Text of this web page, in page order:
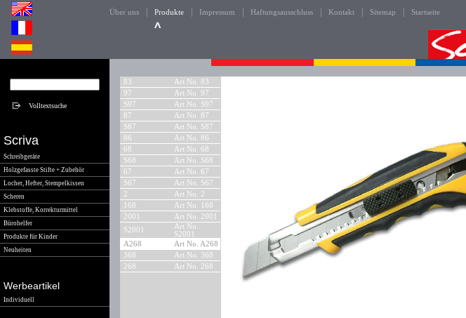
Über uns Produkte Impressum Haftungsausschluss Kontakt Sitemap Startseite
Scriva
Schreibgeräte
Holzgefasste Stifte + Zubehör
Locher, Hefter, Stempelkissen
Scheren
Klebstoffe, Korrekturmittel
Bürohelfer
Produkte für Kinder
Neuheiten
Werbeartikel
Individuell
83
Art No. 83
97
Art No. 97
S97
Art No. S97
87
Art No. 87
S87
Art No. S87
86
Art No. 86
68
Art No. 68
S68
Art No. S68
67
Art No. 67
S67
Art No. S67
2
Art No. 2
168
Art No. 168
2001
Art No. 2001
S2001
Art No.
S2001
A268
Art No. A268
368
Art No. 368
268
Art No. 268